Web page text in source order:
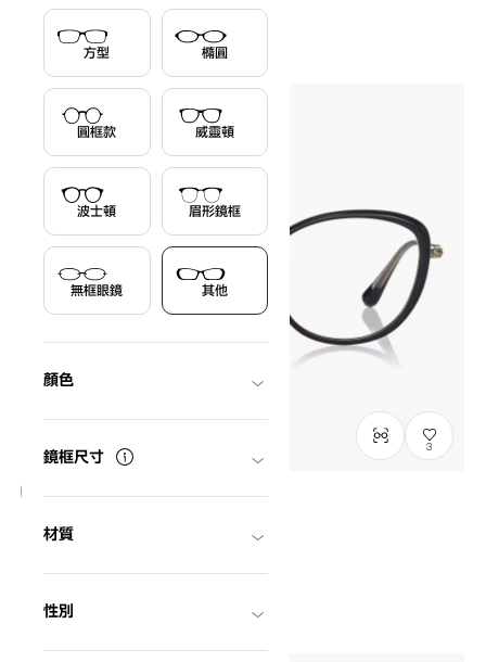
方型 橢圓
圓框款 威靈頓
波士頓 眉形鏡框
無框眼鏡 其他
顏色
鏡框尺寸
材質
性別
NT$3,790
3
Graph Belle